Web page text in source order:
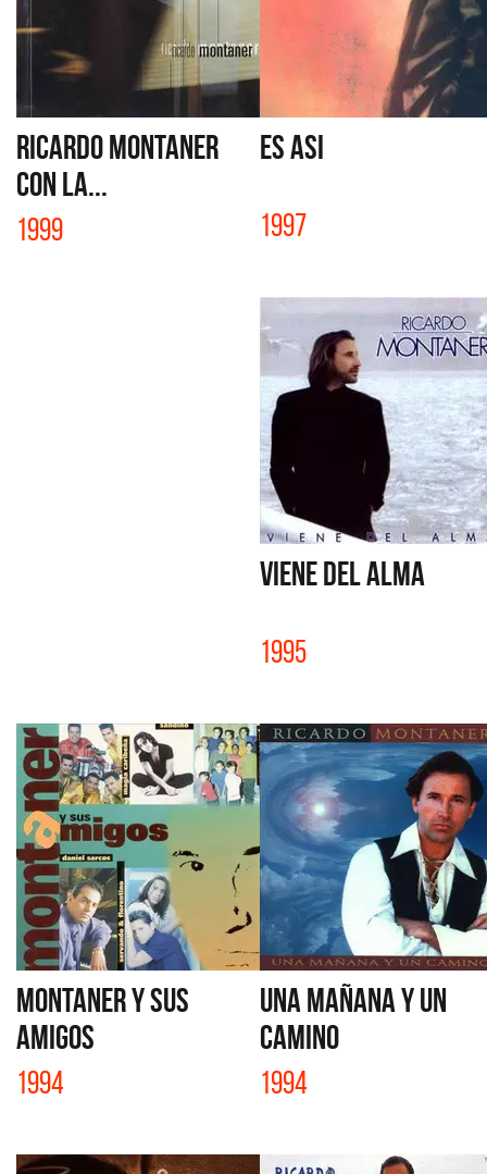
RICARDO MONTANER
CON LA...
1999
ES ASI
1997
VIENE DEL ALMA
1995
MONTANER Y SUS
AMIGOS
1994
UNA MAÑANA Y UN
CAMINO
1994